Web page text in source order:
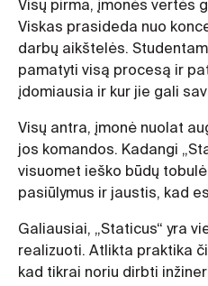
Visų pirma, įmonės vertės
Viskas prasideda nuo
darbų aikštelės.
pamatyti visą procesą ir
įdomiausia ir kur jie gali
Visų antra, įmonė nuolat
jos komandos. Kadangi
visuomet ieško būdų
pasiūlymus ir jaustis, kad
Galiausiai, „Staticus“ yra
realizuoti. Atlikta praktika
kad tikrai noriu dirbti